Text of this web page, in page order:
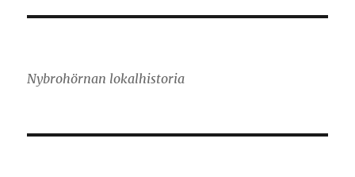
Nybrohörnan lokalhistoria